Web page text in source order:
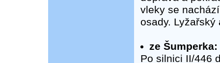
vleky se
osady. Lyžařský
ze Šumperka:
Po silnici II/446